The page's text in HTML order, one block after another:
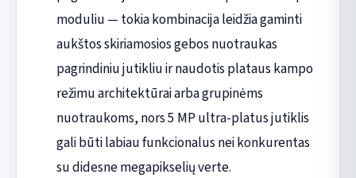
moduliu — tokia kombinacija leidžia gaminti
aukštos skiriamosios gebos nuotraukas
pagrindiniu jutikliu ir naudotis plataus kampo
režimu architektūrai arba grupinėms
nuotraukoms, nors 5 MP ultra-platus jutiklis
gali būti labiau funkcionalus nei konkurentas
su didesne megapikselių verte.